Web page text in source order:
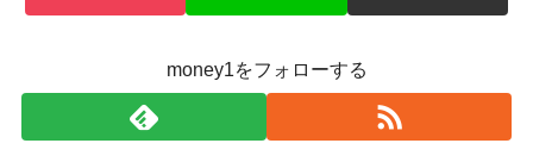
money1をフォローする